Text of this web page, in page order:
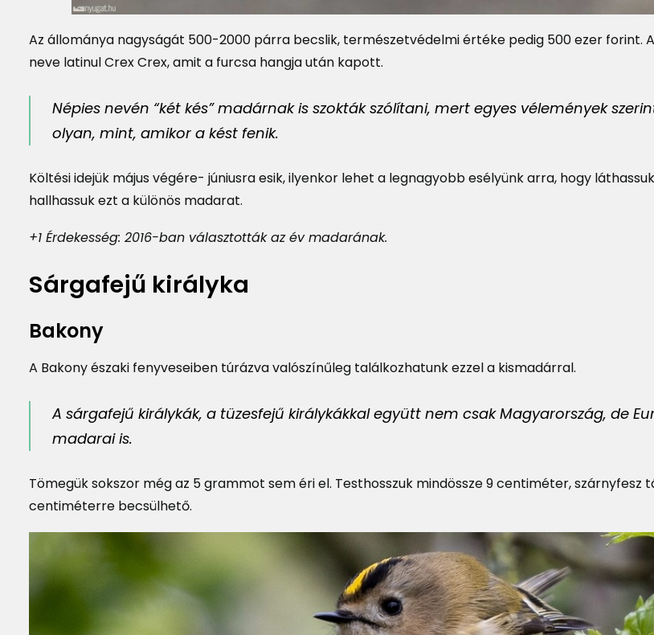
Az állománya nagyságát 500-2000 párra becslik, természetvédelmi értéke pedig 500 ezer forint.
neve latinul Crex Crex, amit a furcsa hangja után kapott.
Népies nevén “két kés” madárnak is szokták szólítani, mert egyes vélemények
olyan, mint, amikor a kést fenik.
Költési idejük május végére- júniusra esik, ilyenkor lehet a legnagyobb esélyünk arra, hogy
hallhassuk ezt a különös madarat.
+1 Érdekesség: 2016-ban választották az év madarának.
Sárgafejű királyka
Bakony
A Bakony északi fenyveseiben túrázva valószínűleg találkozhatunk ezzel a kismadárral.
A sárgafejű királykák, a tüzesfejű királykákkal együtt nem csak Magyarország, de
madarai is.
Tömegük sokszor még az 5 grammot sem éri el. Testhosszuk mindössze 9 centiméter, szárnyfesz
centiméterre becsülhető.